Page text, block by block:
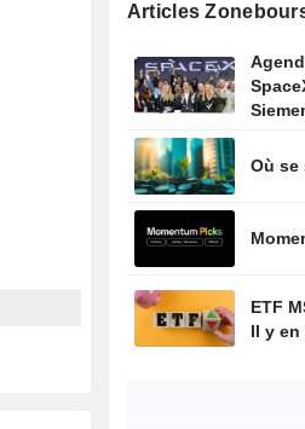
Articles
Où
ETF
Il y